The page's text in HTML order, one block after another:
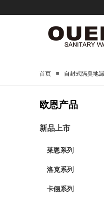
首页 ≡ 自封式隔臭地漏
欧恩产品
新品上市
莱恩系列
洛克系列
卡俪系列